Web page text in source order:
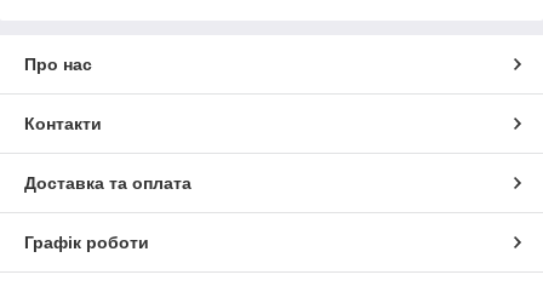
Про нас
Контакти
Доставка та оплата
Графік роботи